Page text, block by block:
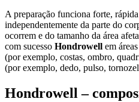
A preparação funciona forte,
independentemente da parte do
ocorrem e do tamanho da área
com sucesso Hondrowell em
(por exemplo, costas, ombro,
(por exemplo, dedo, pulso,
Hondrowell –